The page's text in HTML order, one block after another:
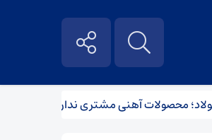
محصولات آهنی مشتری ندارند